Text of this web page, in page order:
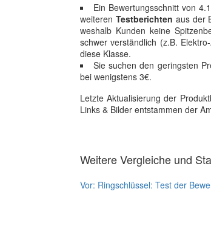
Ein Bewertungsschnitt von
weiteren Testberichten aus der
weshalb Kunden keine
schwer verständlich (z.B.
diese Klasse.
Sie suchen den geringsten
bei wenigstens 3€.
Letzte Aktualisierung der
Links & Bilder entstammen der
Weitere Vergleiche und
Vor: Ringschlüssel: Test der